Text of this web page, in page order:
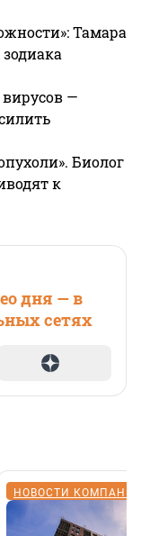
Тамара
—
Биолог
к
дня — в
сетях
НОВОСТИ